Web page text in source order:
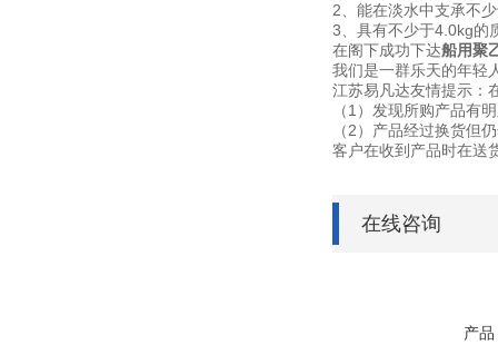
2、能在淡水中支承不
3、具有不少于4.0kg的
在阁下成功下达船用聚
我们是一群乐天的年轻
江苏易凡达友情提示：
（1）发现所购产品有
（2）产品经过换货但
客户在收到产品时在送
在线咨询
产品